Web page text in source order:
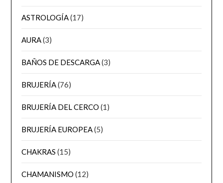
ASTROLOGÍA(17)
AURA(3)
BAÑOS DE DESCARGA(3)
BRUJERÍA(76)
BRUJERÍA DEL CERCO (1)
BRUJERÍA EUROPEA(5)
CHAKRAS (15)
CHAMANISMO (12)